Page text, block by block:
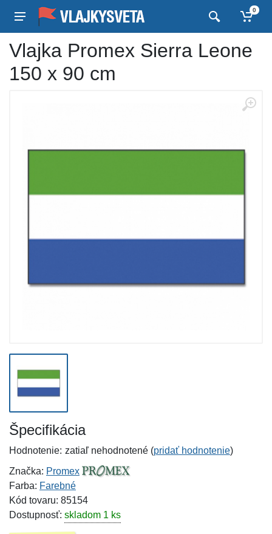
0
Vlajka Promex Sierra Leone
150 x 90 cm
Špecifikácia
Hodnotenie: zatiaľ nehodnotené (pridať hodnotenie)
Značka: Promex
Farba: Farebné
Kód tovaru: 85154
Dostupnosť: skladom 1 ks